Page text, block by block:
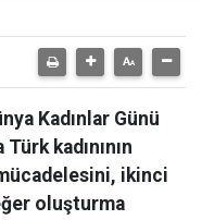
Kadınlar Günü
Türk kadınının
ikinci
oluşturma